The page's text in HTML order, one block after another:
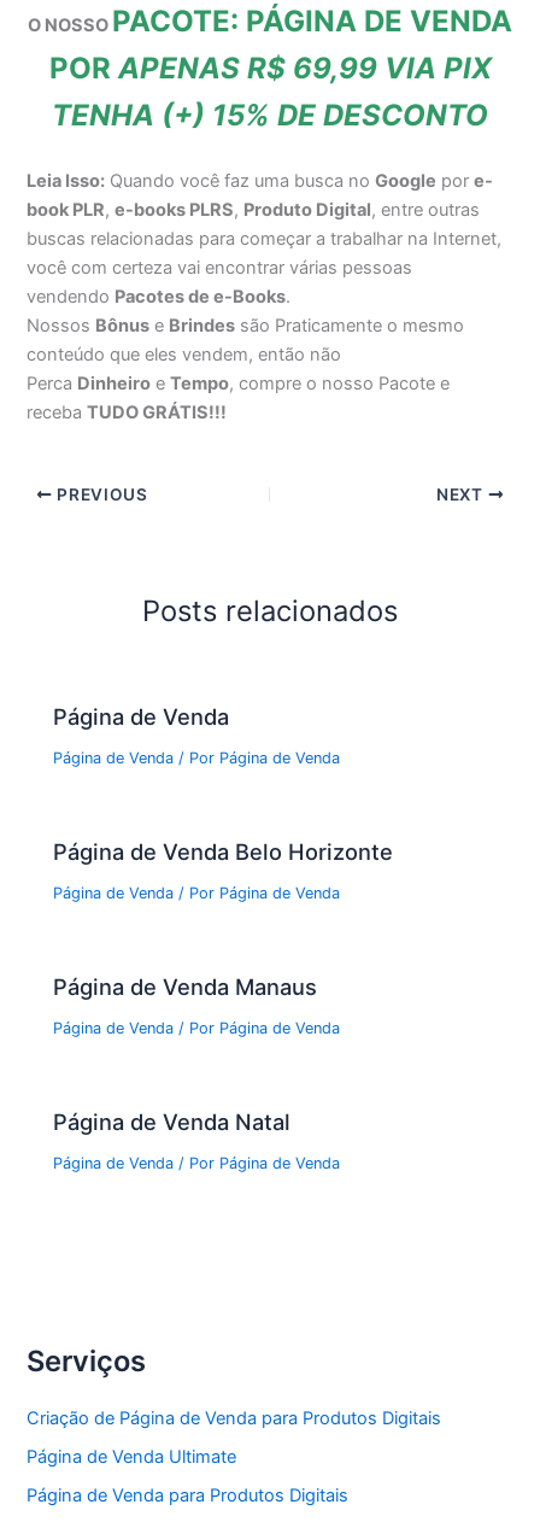
O NOSSO PACOTE: PÁGINA DE VENDA
POR APENAS R$ 69,99 VIA PIX
TENHA (+) 15% DE DESCONTO
Leia Isso: Quando você faz uma busca noGoogle pore-
book PLR,e-books PLRS, Produto Digital, entre outras
buscas relacionadas para começar a trabalhar na Internet,
você com certeza vai encontrar várias pessoas
vendendo Pacotes de e-Books.
Nossos Bônus e Brindes são Praticamente o mesmo
conteúdo que eles vendem, então não
Perca Dinheiro eTempo, compre o nosso Pacote e
recebaTUDO GRÁTIS!!!
PREVIOUS NEXT
Posts relacionados
Página de Venda
Página de Venda / Por Página de Venda
Página de Venda Belo Horizonte
Página de Venda / Por Página de Venda
Página de Venda Manaus
Página de Venda / Por Página de Venda
Página de Venda Natal
Página de Venda / Por Página de Venda
Serviços
Criação de Página de Venda para Produtos Digitais
Página de Venda Ultimate
Página de Venda para Produtos Digitais